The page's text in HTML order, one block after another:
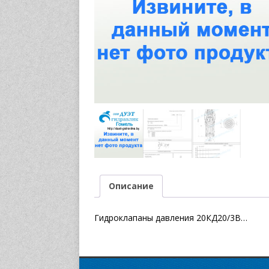
Описание
Гидроклапаны давления 20КД20/3В…